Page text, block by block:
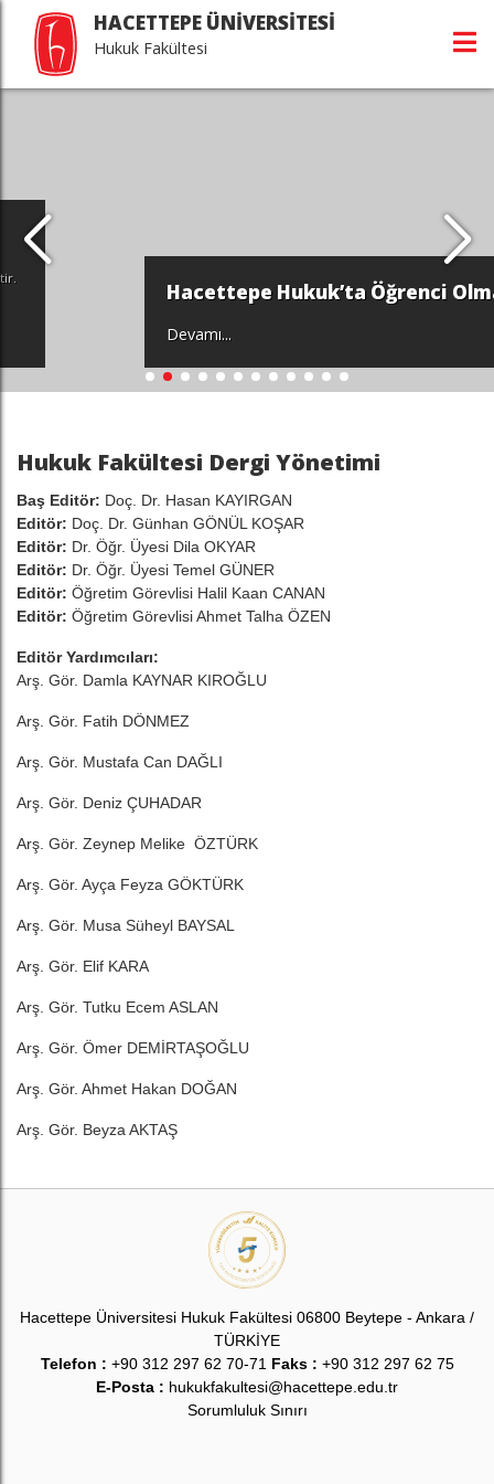
HACETTEPE ÜNİVERSİTESİ
Hukuk Fakültesi
Hacettepe Hukuk’ta Öğrenci Olmak
Hukuk Fakültesi Dergi Yönetimi
Baş Editör: Doç. Dr. Hasan KAYIRGAN
Editör: Doç. Dr. Günhan GÖNÜL KOŞAR
Editör: Dr. Öğr. Üyesi Dila OKYAR
Editör: Dr. Öğr. Üyesi Temel GÜNER
Editör: Öğretim Görevlisi Halil Kaan CANAN
Editör: Öğretim Görevlisi Ahmet Talha ÖZEN
Editör Yardımcıları:
Arş. Gör. Damla KAYNAR KIROĞLU
Arş. Gör. Fatih DÖNMEZ
Arş. Gör. Mustafa Can DAĞLI
Arş. Gör. Deniz ÇUHADAR
Arş. Gör. Zeynep Melike ÖZTÜRK
Arş. Gör. Ayça Feyza GÖKTÜRK
Arş. Gör. Musa Süheyl BAYSAL
Arş. Gör. Elif KARA
Arş. Gör. Tutku Ecem ASLAN
Arş. Gör. Ömer DEMİRTAŞOĞLU
Arş. Gör. Ahmet Hakan DOĞAN
Arş. Gör. Beyza AKTAŞ
Hacettepe Üniversitesi Hukuk Fakültesi 06800 Beytepe - Ankara /
TÜRKİYE
Telefon : +90 312 297 62 70-71 Faks : +90 312 297 62 75
E-Posta : hukukfakultesi@hacettepe.edu.tr
Sorumluluk Sınırı